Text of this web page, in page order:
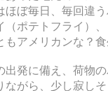
ほぼ毎日、毎回違
（ポテトフライ）
もアメリカンな？
出発に備え、荷物
ながら、少し寂し